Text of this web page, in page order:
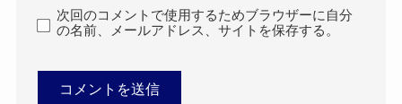
次回のコメントで使用するためブラウザーに自分
の名前、メールアドレス、サイトを保存する。